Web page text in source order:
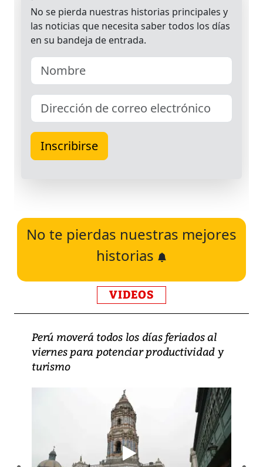
No te pierdas nuestras mejores
historias
VIDEOS
Perú moverá todos los días feriados al
viernes para potenciar productividad y
turismo